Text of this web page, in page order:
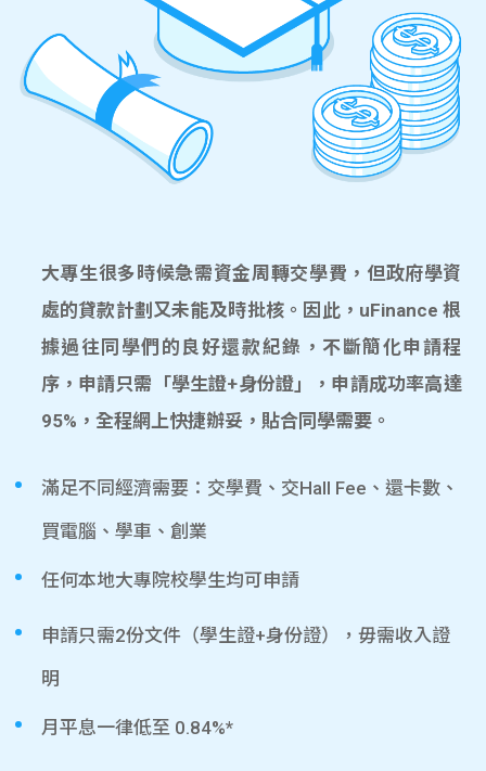
大專生很多時候急需資金周轉交學費，但政府學資
處的貸款計劃又未能及時批核。因此，uFinance 根
據過往同學們的良好還款紀錄，不斷簡化申請程
序，申請只需「學生證+身份證」，申請成功率高達
95%，全程網上快捷辦妥，貼合同學需要。
滿足不同經濟需要：交學費、交Hall Fee、還卡數、
買電腦、學車、創業
任何本地大專院校學生均可申請
申請只需2份文件（學生證+身份證），毋需收入證
明
月平息一律低至 0.84%*